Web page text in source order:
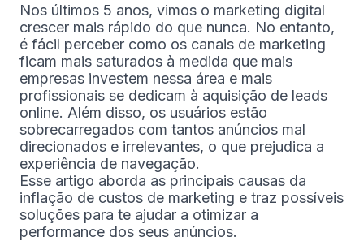
Nos últimos 5 anos, vimos o marketing digital
crescer mais rápido do que nunca. No entanto,
é fácil perceber como os canais de marketing
ficam mais saturados à medida que mais
empresas investem nessa área e mais
profissionais se dedicam à aquisição de leads
online. Além disso, os usuários estão
sobrecarregados com tantos anúncios mal
direcionados e irrelevantes, o que prejudica a
experiência de navegação.
Esse artigo aborda as principais causas da
inflação de custos de marketing e traz possíveis
soluções para te ajudar a otimizar a
performance dos seus anúncios.